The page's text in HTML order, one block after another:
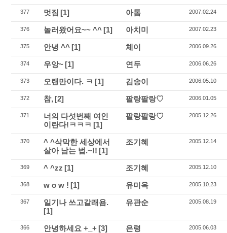
377 멋짐 [1] 아톰 2007.02.24
376 놀러왔어요~~ ^^ [1] 아치미 2007.02.23
375 안녕 ^^ [1] 체이 2006.09.26
374 우앙~ [1] 연두 2006.06.26
373 오랜만이다. ㅋ [1] 김송이 2006.05.10
372 참, [2] 팔랑팔랑♡ 2006.01.05
371
너의 다섯번째 여인
이란다!ㅋㅋㅋ [1]
팔랑팔랑♡ 2005.12.26
370
^ ^삭막한 세상에서
살아 남는 법.~!! [1]
조기혜 2005.12.14
369 ^ ^zz [1] 조기혜 2005.12.10
368 w o w ! [1] 유미옥 2005.10.23
367
일기나 쓰고갈래욤.
[1]
유관순 2005.08.19
366 안녕하세요 +_+ [3] 은령 2005.06.03